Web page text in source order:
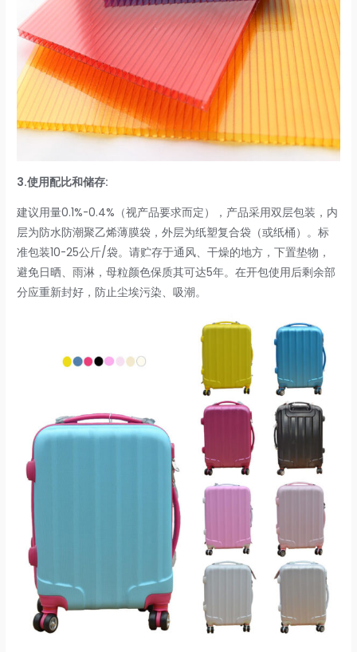
3.使用配比和储存:
建议用量0.1%-0.4%（视产品要求而定），产品采用双层包装，内
层为防水防潮聚乙烯薄膜袋，外层为纸塑复合袋（或纸桶）。标
准包装10-25公斤/袋。请贮存于通风、干燥的地方，下置垫物，
避免日晒、雨淋，母粒颜色保质其可达5年。在开包使用后剩余部
分应重新封好，防止尘埃污染、吸潮。